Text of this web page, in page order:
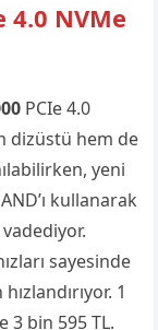
4.0 NVMe
PCIe 4.0
dizüstü hem de
yeni
kullanarak
sayesinde
1
3 bin 595 TL.